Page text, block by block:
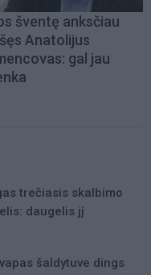
šventę anksčiau
Anatolijus
gal jau
trečiasis skalbimo
daugelis jį
šaldytuve dings